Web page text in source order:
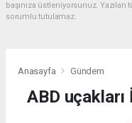
başınıza üstleniyorsunuz.
sorumlu tutulamaz.
Anasayfa Gündem
ABD